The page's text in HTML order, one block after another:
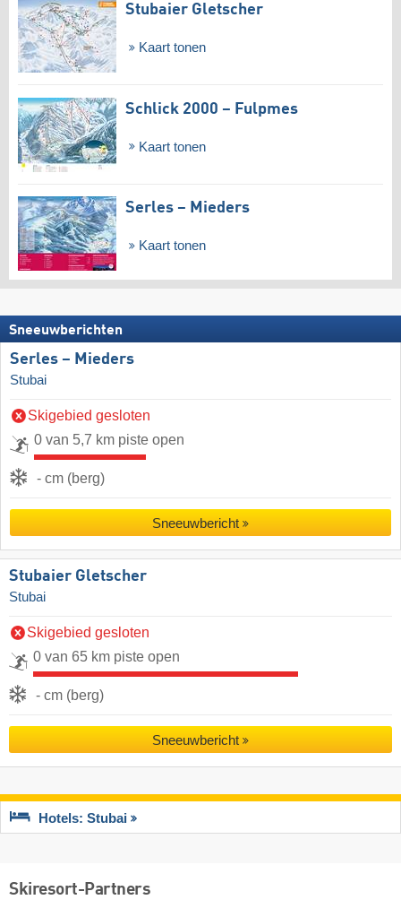
Stubaier Gletscher
Kaart tonen
Schlick 2000 – Fulpmes
Kaart tonen
Serles – Mieders
Kaart tonen
Sneeuwberichten
Serles – Mieders
Stubai
Skigebied gesloten
0 van 5,7 km piste open
- cm (berg)
Sneeuwbericht
Stubaier Gletscher
Stubai
Skigebied gesloten
0 van 65 km piste open
- cm (berg)
Sneeuwbericht
Hotels: Stubai
Skiresort-Partners